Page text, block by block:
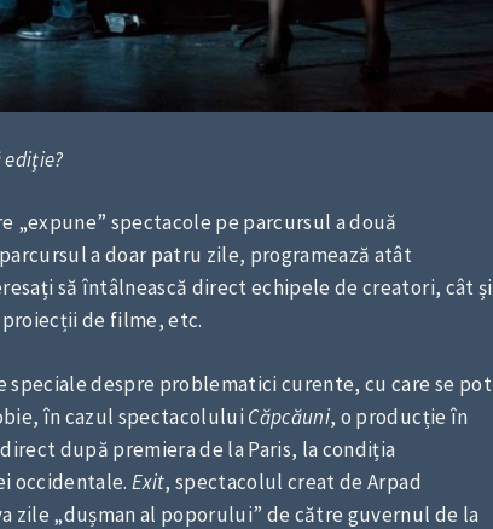
spectacole pe parcursul a două
a doar patru zile, programează atât
să întâlnească direct echipele de creatori, cât și
de filme, etc.
speciale despre problematici curente, cu care se pot
în cazul spectacolului Căpcăuni, o producție în
după premiera de la Paris, la condiția
occidentale. Exit, spectacolul creat de Arpad
zile „dușman al poporului” de către guvernul de la